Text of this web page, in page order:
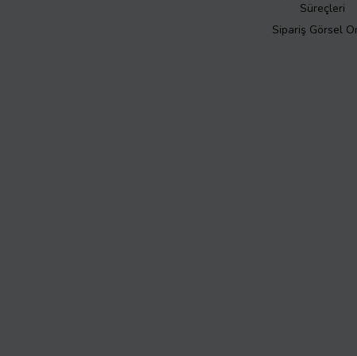
Süreçleri
Sipariş Görsel